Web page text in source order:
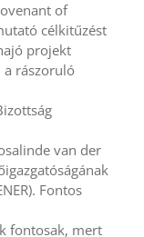
of
célkitűzést
projekt
a rászoruló
van der
Fontos
fontosak, mert